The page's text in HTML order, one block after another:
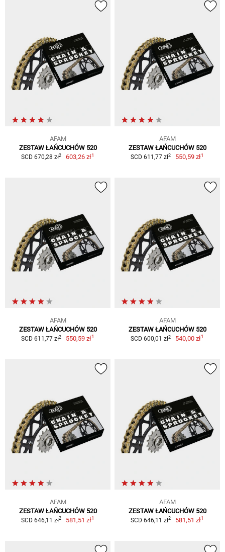
AFAM
ZESTAW ŁAŃCUCHÓW 520
SCD 670,28 zł2 603,26 zł1
AFAM
ZESTAW ŁAŃCUCHÓW 520
SCD 611,77 zł2 550,59 zł1
AFAM
ZESTAW ŁAŃCUCHÓW 520
SCD 611,77 zł2 550,59 zł1
AFAM
ZESTAW ŁAŃCUCHÓW 520
SCD 600,01 zł2 540,00 zł1
AFAM
ZESTAW ŁAŃCUCHÓW 520
SCD 646,11 zł2 581,51 zł1
AFAM
ZESTAW ŁAŃCUCHÓW 520
SCD 646,11 zł2 581,51 zł1